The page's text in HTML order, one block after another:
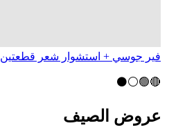
فير جوسي + استشوار شعر قطعتين
🔴🟢⚪⚫
عروض الصيف